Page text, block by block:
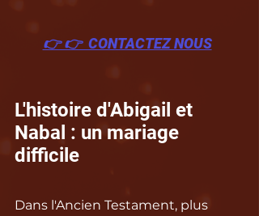
👉 👉  CONTACTEZ NOUS
L'histoire d'Abigail et
Nabal : un mariage
difficile
Dans l'Ancien Testament, plus